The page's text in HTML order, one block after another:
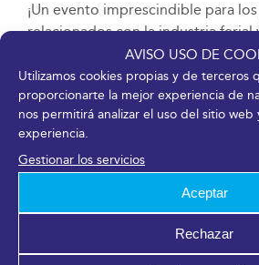
AVISO USO DE
Utilizamos cookies propias y de terceros
proporcionarte la mejor experiencia de
nos permitirá analizar el uso del sitio web
experiencia.
Gestionar los servicios
Aceptar
Rechazar
¡Un evento imprescindible para
relacionados con la industria ferial
que nadie debería perderse!
DESCARGAR EN PDF
21 marzo, 2019
¡Comparte en tus redes